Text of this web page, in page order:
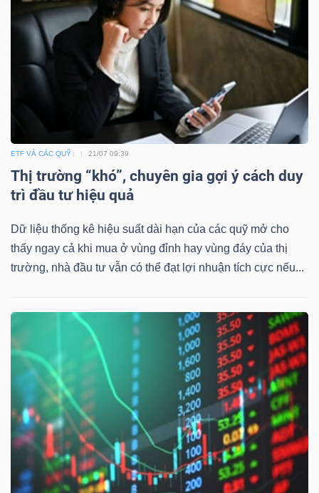
ETF VÀ CÁC QUỸ 21/07 09:39
Thị trường “khó”, chuyên gia gợi ý cách duy
trì đầu tư hiệu quả
Dữ liệu thống kê hiệu suất dài hạn của các quỹ mở cho
thấy ngay cả khi mua ở vùng đỉnh hay vùng đáy của thị
trường, nhà đầu tư vẫn có thể đạt lợi nhuận tích cực nếu...